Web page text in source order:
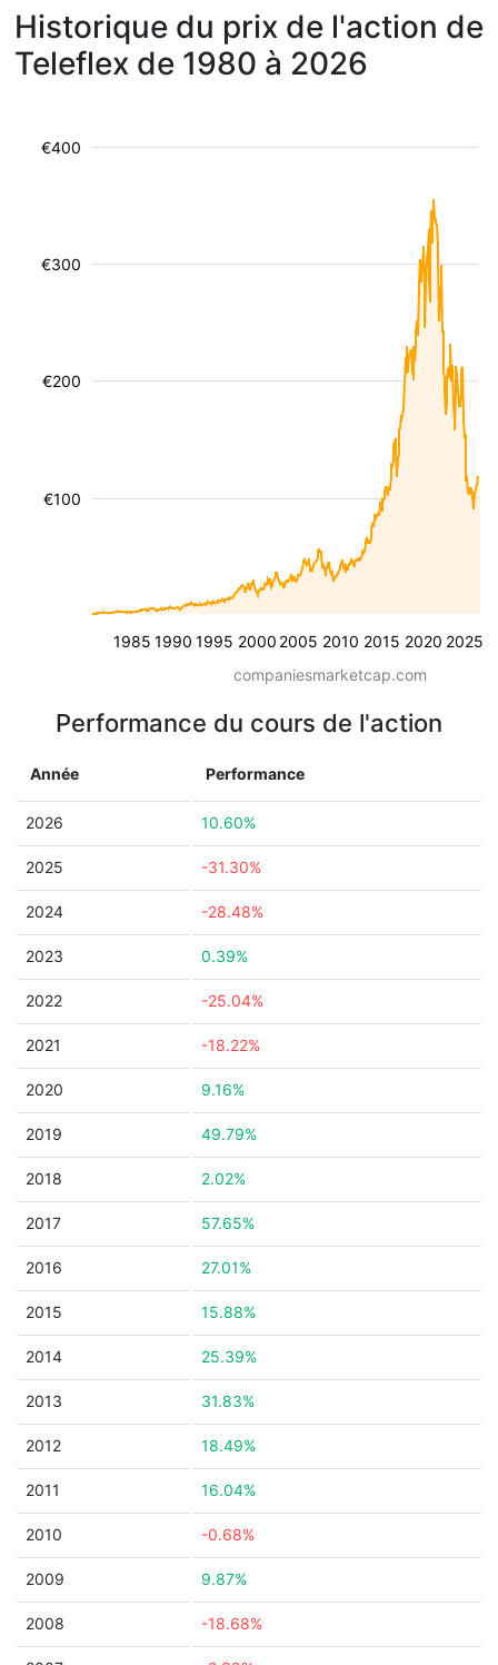
Historique du prix de l'action de
Teleflex de 1980 à 2026
1985 1990 1995 2000 2005 2010 2015 2020 2025
€100
€200
€300
€400
companiesmarketcap.com
Performance du cours de l'action
Année Performance
2026 10.60%
2025 -31.30%
2024 -28.48%
2023 0.39%
2022 -25.04%
2021 -18.22%
2020 9.16%
2019 49.79%
2018 2.02%
2017 57.65%
2016 27.01%
2015 15.88%
2014 25.39%
2013 31.83%
2012 18.49%
2011 16.04%
2010 -0.68%
2009 9.87%
2008 -18.68%